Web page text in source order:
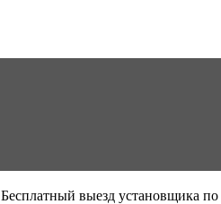
Бесплатный выезд установщика